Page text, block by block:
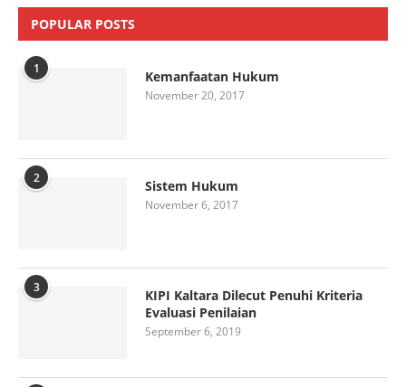
POPULAR POSTS
1 Kemanfaatan Hukum
November 20, 2017
2 Sistem Hukum
November 6, 2017
3
KIPI Kaltara Dilecut Penuhi Kriteria
Evaluasi Penilaian
September 6, 2019